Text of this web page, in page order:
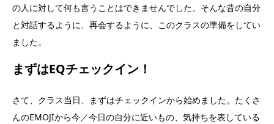
の人に対して何も言うことはできませんでした。そんな昔の自分
と対話するように、再会するように、このクラスの準備をしてい
ました。
まずはEQチェックイン！
さて、クラス当日、まずはチェックインから始めました。たくさ
んのEMOJIから今／今日の自分に近いもの、気持ちを表している